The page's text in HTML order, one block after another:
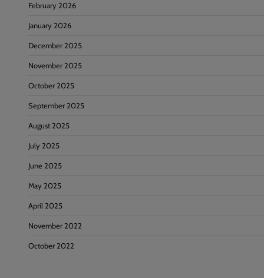
February 2026
January 2026
December 2025
November 2025
October 2025
September 2025
August 2025
July 2025
June 2025
May 2025
April 2025
November 2022
October 2022